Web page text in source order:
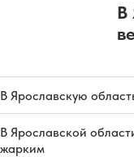
В
В Ярославскую
В Ярославской
жарким